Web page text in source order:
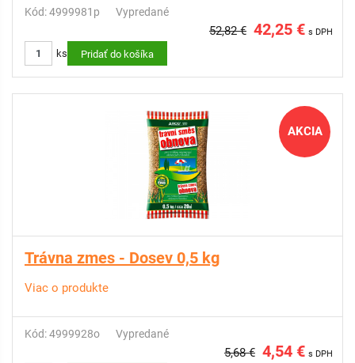
Kód: 4999981p Vypredané
52,82 € 42,25 € s DPH
ks Pridať do košíka
AKCIA
Trávna zmes - Dosev 0,5 kg
Viac o produkte
Kód: 4999928o Vypredané
5,68 € 4,54 € s DPH